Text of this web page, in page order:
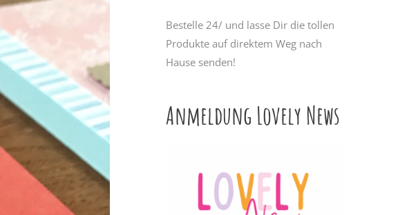
Bestelle 24/ und lasse Dir die tollen
Produkte auf direktem Weg nach
Hause senden!
Anmeldung Lovely News